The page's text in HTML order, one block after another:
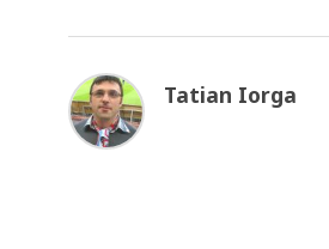
Tatian Iorga